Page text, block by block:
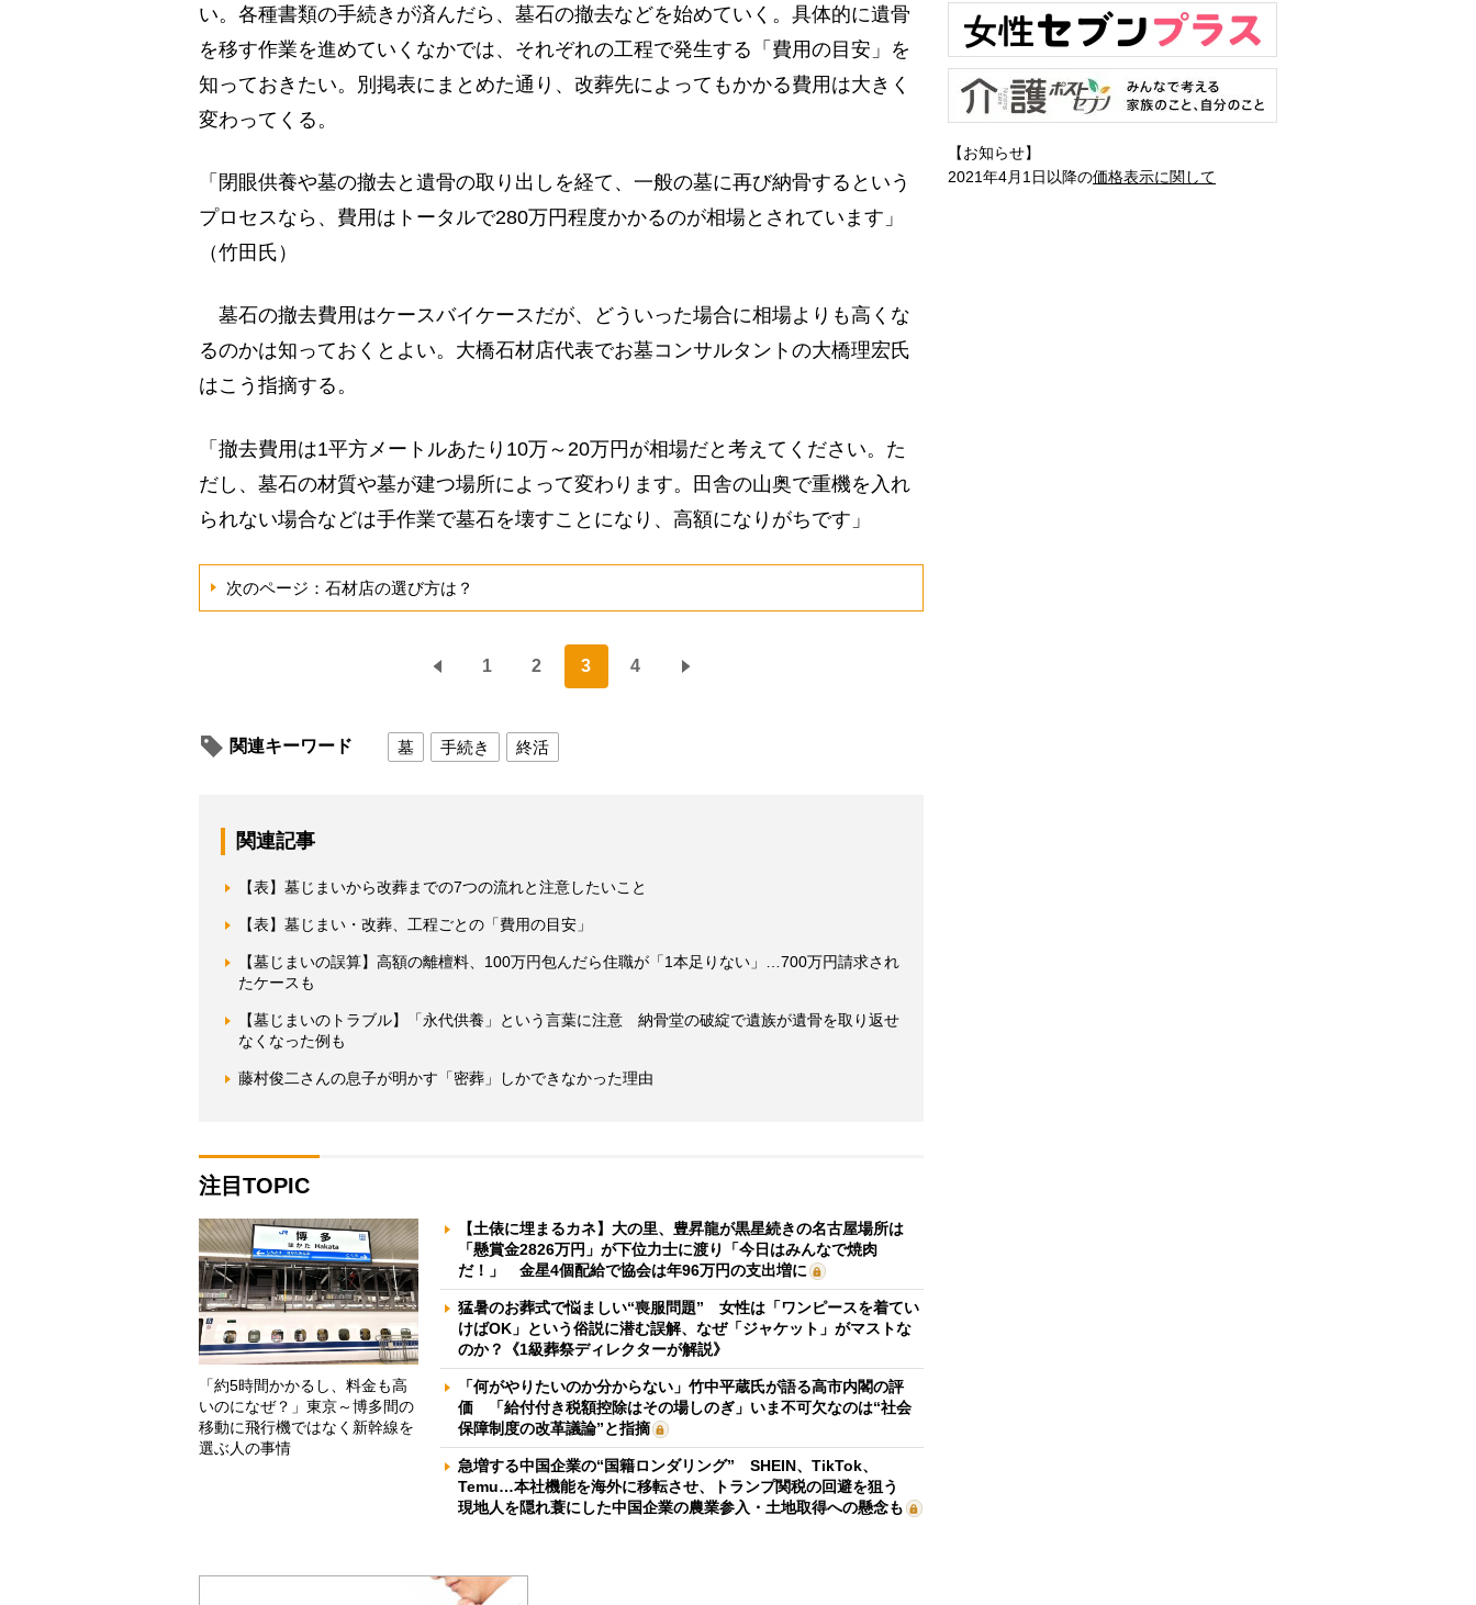
い。各種書類の手続きが済んだら、墓石の撤去などを始めていく。具体的に遺骨
を移す作業を進めていくなかでは、それぞれの工程で発生する「費用の目安」を
知っておきたい。別掲表にまとめた通り、改葬先によってもかかる費用は大きく
変わってくる。
「閉眼供養や墓の撤去と遺骨の取り出しを経て、一般の墓に再び納骨するという
プロセスなら、費用はトータルで280万円程度かかるのが相場とされています」
（竹田氏）
墓石の撤去費用はケースバイケースだが、どういった場合に相場よりも高くな
るのかは知っておくとよい。大橋石材店代表でお墓コンサルタントの大橋理宏氏
はこう指摘する。
「撤去費用は1平方メートルあたり10万～20万円が相場だと考えてください。た
だし、墓石の材質や墓が建つ場所によって変わります。田舎の山奥で重機を入れ
られない場合などは手作業で墓石を壊すことになり、高額になりがちです」
次のページ：石材店の選び方は？
1 2 3 4
関連キーワード 墓 手続き 終活
関連記事
【表】墓じまいから改葬までの7つの流れと注意したいこと
【表】墓じまい・改葬、工程ごとの「費用の目安」
【墓じまいの誤算】高額の離檀料、100万円包んだら住職が「1本足りない」…700万円請求され
たケースも
【墓じまいのトラブル】「永代供養」という言葉に注意 納骨堂の破綻で遺族が遺骨を取り返せ
なくなった例も
藤村俊二さんの息子が明かす「密葬」しかできなかった理由
注目TOPIC
「約5時間かかるし、料金も高
いのになぜ？」東京～博多間の
移動に飛行機ではなく新幹線を
選ぶ人の事情
【土俵に埋まるカネ】大の里、豊昇龍が黒星続きの名古屋場所は
「懸賞金2826万円」が下位力士に渡り「今日はみんなで焼肉
だ！」 金星4個配給で協会は年96万円の支出増に
猛暑のお葬式で悩ましい“喪服問題” 女性は「ワンピースを着てい
けばOK」という俗説に潜む誤解、なぜ「ジャケット」がマストな
のか？《1級葬祭ディレクターが解説》
「何がやりたいのか分からない」竹中平蔵氏が語る高市内閣の評
価 「給付付き税額控除はその場しのぎ」いま不可欠なのは“社会
保障制度の改革議論”と指摘
急増する中国企業の“国籍ロンダリング” SHEIN、TikTok、
Temu…本社機能を海外に移転させ、トランプ関税の回避を狙う
現地人を隠れ蓑にした中国企業の農業参入・土地取得への懸念も
【お知らせ】
2021年4月1日以降の価格表示に関して